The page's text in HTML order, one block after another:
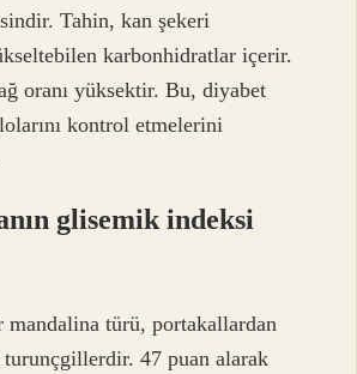
Tahin, kan şekeri
karbonhidratlar içerir.
oranı yüksektir. Bu, diyabet
kontrol etmelerini
glisemik indeksi
mandalina türü, portakallardan
turunçgillerdir. 47 puan alarak